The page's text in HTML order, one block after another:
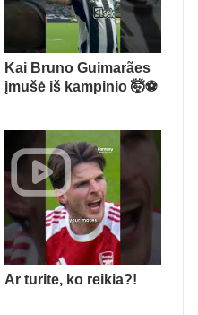
Kai Bruno Guimarães
įmušė iš kampinio 🤯⚽️
Ar turite, ko reikia?!